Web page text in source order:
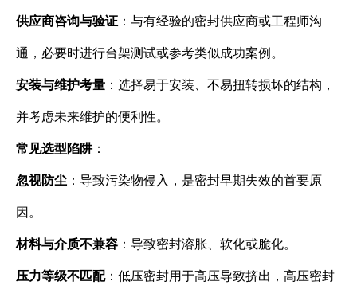
供应商咨询与验证 ：与有经验的密封供应商或工程师沟
通，必要时进行台架测试或参考类似成功案例。
安装与维护考量 ：选择易于安装、不易扭转损坏的结构，
并考虑未来维护的便利性。
常见选型陷阱：
忽视防尘 ：导致污染物侵入，是密封早期失效的首要原
因。
材料与介质不兼容 ：导致密封溶胀、软化或脆化。
压力等级不匹配：低压密封用于高压导致挤出，高压密封